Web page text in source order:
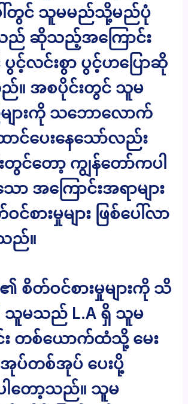
ါ်တွင် သူမမည်သို့မည်ပုံ
သည် ဆိုသည့်အကြောင်း
ပွင့်လင်းစွာ ပွင့်ဟပြောဆို
။ အစပိုင်းတွင် သူမ
ျားကို သဘောလောက်
ာင်ပေးနေသော်လည်း
တွင်တော့ ကျွန်တော်ကပါ
ာ အကြောင်းအရာများ
င်စားမှုများ ဖြစ်ပေါ်လာ
ည်။
စိတ်ဝင်စားမှုများကို သိ
သူမသည် L.A ရှိ သူမ
း တစ်ယောက်ထံသို့ မေး
ပ်တစ်အုပ် ပေးပို့
ါတော့သည်။ သူမ